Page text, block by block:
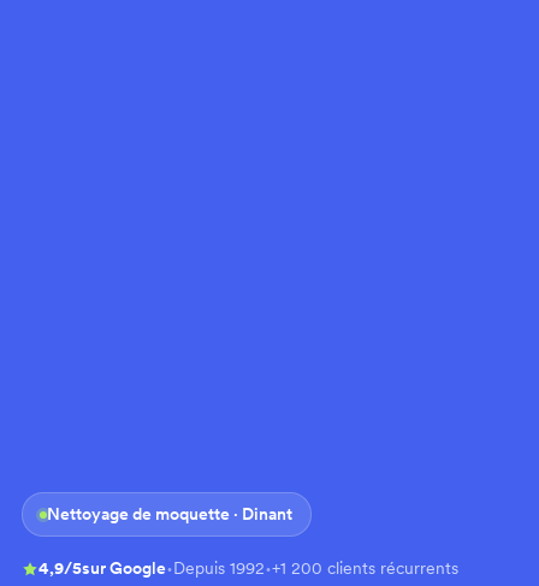
Nettoyage de moquette · Dinant
4,9/5sur Google·Depuis 1992·+1 200 clients récurrents